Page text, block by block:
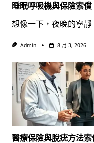
睡眠呼吸機與保險索
想像一下，夜晚的寧靜
Admin 8 月 3, 2026
醫療保險與脫疣方法